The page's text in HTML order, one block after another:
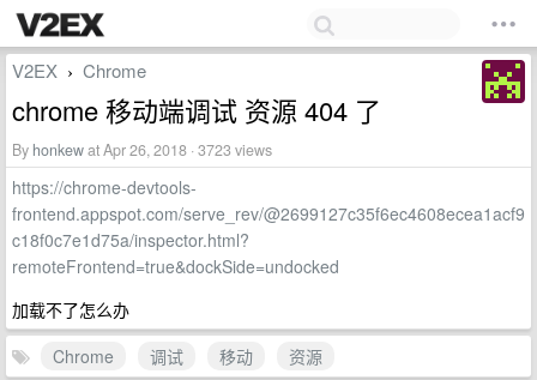
V2EX › Chrome
chrome 移动端调试 资源 404 了
By honkewat Apr 26, 2018 · 3723 views
https://chrome-devtools-
frontend.appspot.com/serve_rev/@2699127c35f6ec4608ecea1acf9
c18f0c7e1d75a/inspector.html?
remoteFrontend=true&dockSide=undocked
加载不了怎么办
Chrome
调试 移动
资源